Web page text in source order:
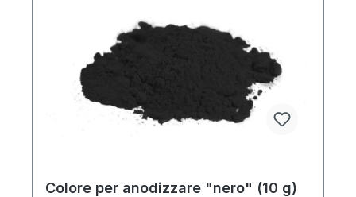
Colore per anodizzare "nero" (10 g)